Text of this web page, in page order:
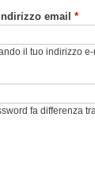
email *
il tuo indirizzo
fa differenza